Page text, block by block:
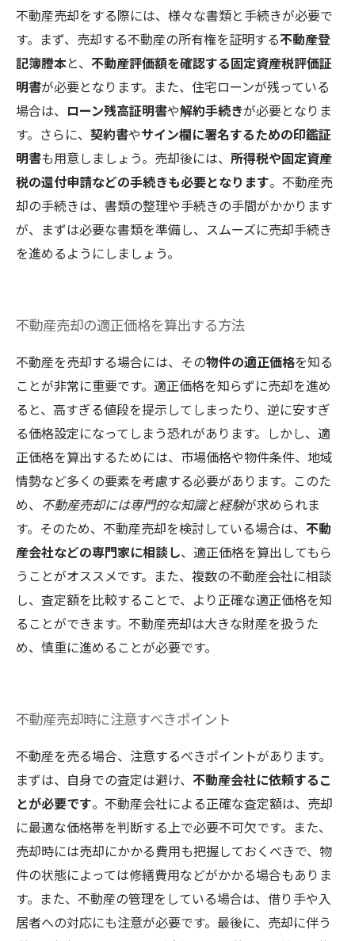
不動産売却をする際には、様々な書類と手続きが必要で
す。まず、売却する不動産の所有権を証明する不動産登
記簿謄本と、 不動産評価額を確認する固定資産税評価証
明書が必要となります。また、住宅ローンが残っている
場合は、 ローン残高証明書や解約手続きが必要となりま
す。さらに、 契約書やサイン欄に署名するための印鑑証
明書も用意しましょう。売却後には、 所得税や固定資産
税の還付申請などの手続きも必要となります。不動産売
却の手続きは、書類の整理や手続きの手間がかかります
が、まずは必要な書類を準備し、スムーズに売却手続き
を進めるようにしましょう。
不動産売却の適正価格を算出する方法
不動産を売却する場合には、その物件の適正価格を知る
ことが非常に重要です。適正価格を知らずに売却を進め
ると、高すぎる値段を提示してしまったり、逆に安すぎ
る価格設定になってしまう恐れがあります。しかし、適
正価格を算出するためには、市場価格や物件条件、地域
情勢など多くの要素を考慮する必要があります。このた
め、 不動産売却には専門的な知識と経験が求められま
す。そのため、不動産売却を検討している場合は、 不動
産会社などの専門家に相談し、適正価格を算出してもら
うことがオススメです。また、複数の不動産会社に相談
し、査定額を比較することで、より正確な適正価格を知
ることができます。不動産売却は大きな財産を扱うた
め、慎重に進めることが必要です。
不動産売却時に注意すべきポイント
不動産を売る場合、注意するべきポイントがあります。
まずは、自身での査定は避け、 不動産会社に依頼するこ
とが必要です。不動産会社による正確な査定額は、売却
に最適な価格帯を判断する上で必要不可欠です。また、
売却時には売却にかかる費用も把握しておくべきで、物
件の状態によっては修繕費用などがかかる場合もありま
す。また、不動産の管理をしている場合は、借り手や入
居者への対応にも注意が必要です。最後に、売却に伴う